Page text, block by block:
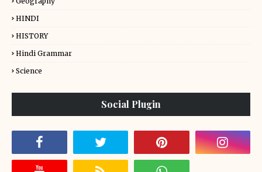
HINDI
HISTORY
Hindi Grammar
Science
Social Plugin